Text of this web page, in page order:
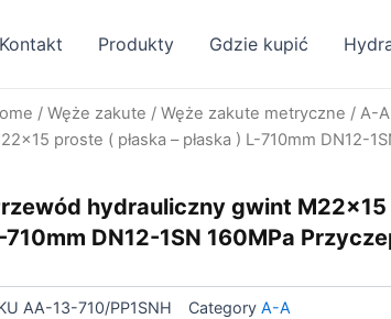
Kontakt Produkty Gdzie kupić
/ Węże zakute / Węże zakute metryczne / A-A
proste ( płaska – płaska ) L-710mm DN12-
hydrauliczny gwint M22x15
710mm DN12-1SN 160MPa
AA-13-710/PP1SNH Category A-A